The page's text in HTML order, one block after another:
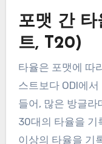
포맷 간
트, T20)
타율은 포맷에 따
스트보다 ODI에
들어, 많은 방글
30대의 타율을 기
이상의 타율을 기